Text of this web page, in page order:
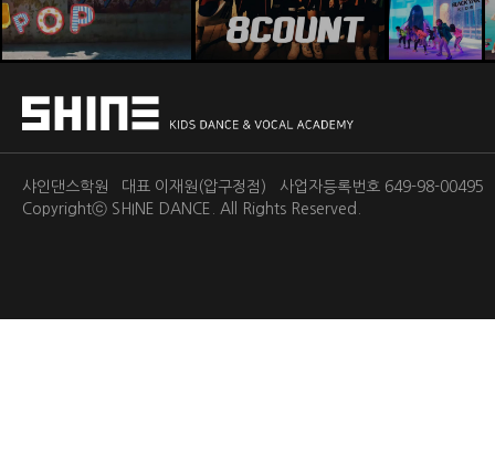
샤인댄스학원 대표 이재원(압구정점) 사업자등록번호 649-98-
Copyrightⓒ SHINE DANCE. All Rights Reserved.